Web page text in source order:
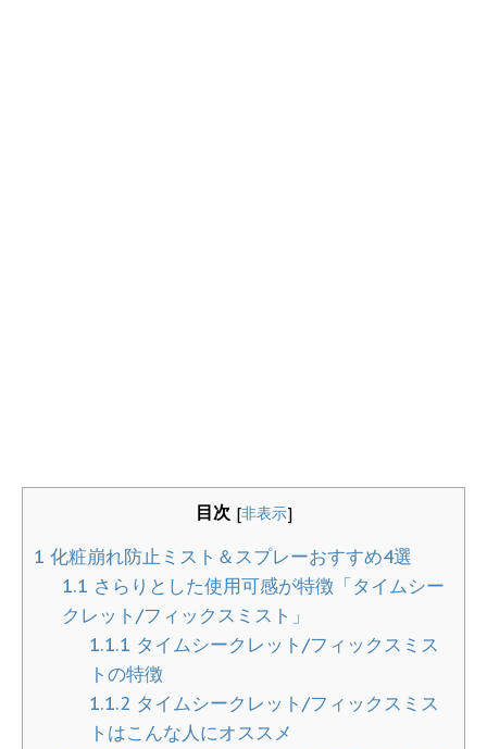
目次 [非表示]
1 化粧崩れ防止ミスト＆スプレーおすすめ4選
1.1 さらりとした使用可感が特徴「タイムシー
クレット/フィックスミスト」
1.1.1 タイムシークレット/フィックスミス
トの特徴
1.1.2 タイムシークレット/フィックスミス
トはこんな人にオススメ